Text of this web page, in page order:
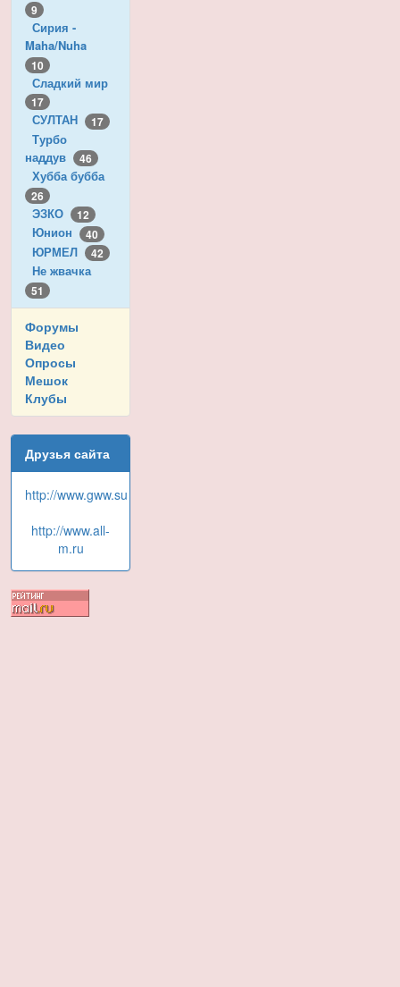
9
Сирия -
Maha/Nuha
10
Сладкий мир
17
СУЛТАН 17
Турбо
наддув
46
Хубба бубба
26
ЭЗКО 12
Юнион 40
ЮРМЕЛ 42
Не жвачка
51
Форумы
Видео
Опросы
Мешок
Клубы
Друзья сайта
http://www.gww.su
http://www.all-
m.ru